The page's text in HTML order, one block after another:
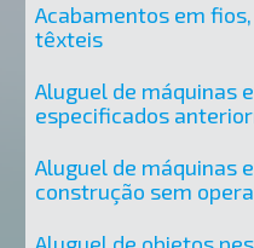
Acabamentos em
têxteis
Aluguel de máquinas
especificados
Aluguel de máquinas
construção sem